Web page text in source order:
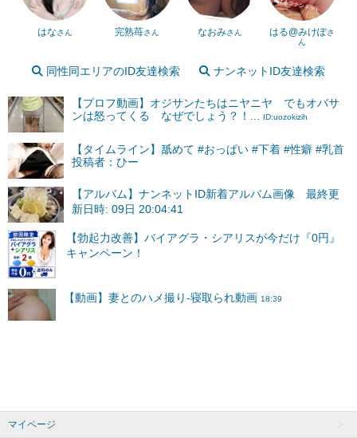
はなさん 完熟苺さん なおみさん はる@みけぽさ
ん
同性同エリアのID友達検索 ナンネットID友達検索
【プロフ動画】オジサンたちはニヤニヤ でもオバサ
ンは怒ってくる なぜでしょう？！...
ID:uozokizih
【タイムライン】舐めて #おっぱい #下着 #性癖 #乳首
投稿者：ひー
【アルバム】ナンネットID新着アルバム画像 最終更
新日時: 09日 20:04:41
マイページ